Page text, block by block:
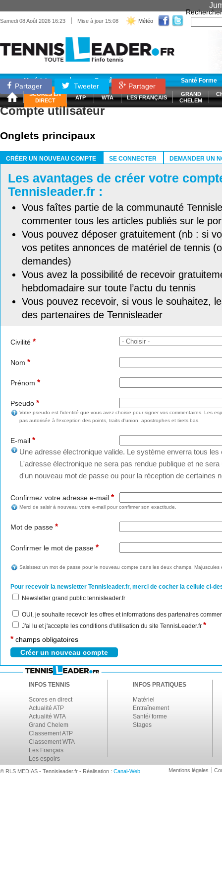
Samedi 08 Août 2026 16:23 | Mise à jour 15:08 Météo
Rechercher
Matériel Entraînement Santé Forme
SCORES EN
DIRECT
ATP WTA LES FRANÇAIS
GRAND
CHELEM
Partager Tweeter Partager
Compte utilisateur
Onglets principaux
CRÉER UN NOUVEAU COMPTE
SE CONNECTER DEMANDER UN
Les avantages de créer votre
Tennisleader.fr :
Vous faîtes partie de la communauté
commenter tous les articles publiés sur le
Vous pouvez déposer gratuitement (nb : si
vos petites annonces de matériel de tennis
demandes)
Vous avez la possibilité de recevoir
hebdomadaire sur toute l’actu du tennis
Vous pouvez recevoir, si vous le souhaitez,
des partenaires de Tennisleader
Civilité *
Nom *
Prénom *
Pseudo *
Votre pseudo est l'identité que vous avez choisie pour signer vos commentaires. Les
pas autorisée à l'exception des points, traits d'union, apostrophes et tirets bas.
E-mail *
Une adresse électronique valide. Le système enverra tous
L'adresse électronique ne sera pas rendue publique et ne
d'un nouveau mot de passe ou pour la réception de certaines
Confirmez votre adresse e-mail *
Merci de saisir à nouveau votre e-mail pour confirmer son exactitude.
Mot de passe *
Confirmer le mot de passe *
Saisissez un mot de passe pour le nouveau compte dans les deux champs. Majuscules
Pour recevoir la newsletter Tennisleader.fr, merci de cocher la cellule ci-
Newsletter grand public tennisleader.fr
OUI, je souhaite recevoir les offres et informations des partenaires
J'ai lu et j'accepte les conditions d'utilisation du site TennisLeader.fr *
* champs obligatoires
INFOS TENNIS
Scores en direct
Actualité ATP
Actualité WTA
Grand Chelem
Classement ATP
Classement WTA
Les Français
Les espoirs
INFOS PRATIQUES
Matériel
Entraînement
Santé/ forme
Stages
© RLS MEDIAS - Tennisleader.fr - Réalisation : Canal-Web Mentions légales